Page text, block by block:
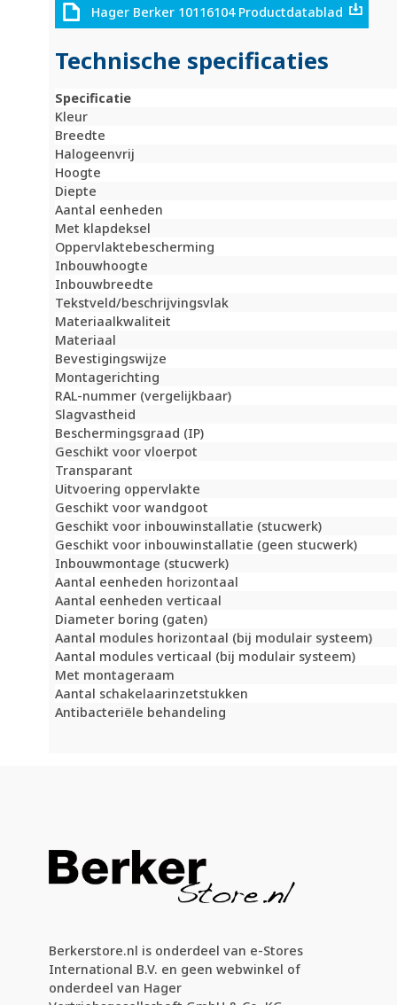
Hager Berker 10116104 Productdatablad
Technische specificaties
Specificatie
Kleur
Breedte
Halogeenvrij
Hoogte
Diepte
Aantal eenheden
Met klapdeksel
Oppervlaktebescherming
Inbouwhoogte
Inbouwbreedte
Tekstveld/beschrijvingsvlak
Materiaalkwaliteit
Materiaal
Bevestigingswijze
Montagerichting
RAL-nummer (vergelijkbaar)
Slagvastheid
Beschermingsgraad (IP)
Geschikt voor vloerpot
Transparant
Uitvoering oppervlakte
Geschikt voor wandgoot
Geschikt voor inbouwinstallatie (stucwerk)
Geschikt voor inbouwinstallatie (geen stucwerk)
Inbouwmontage (stucwerk)
Aantal eenheden horizontaal
Aantal eenheden verticaal
Diameter boring (gaten)
Aantal modules horizontaal (bij modulair systeem)
Aantal modules verticaal (bij modulair systeem)
Met montageraam
Aantal schakelaarinzetstukken
Antibacteriële behandeling
Berkerstore.nl is onderdeel van e-Stores
International B.V. en geen webwinkel of
onderdeel van Hager